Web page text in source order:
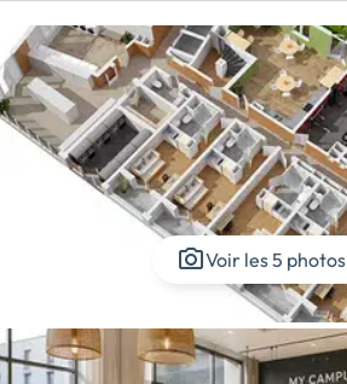
Voir les 5 photos